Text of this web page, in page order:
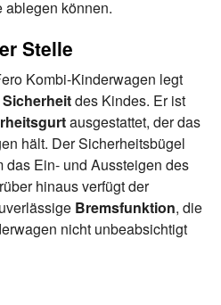
ablegen können.
Stelle
Kombi-Kinderwagen legt
Sicherheitdes Kindes. Er ist
ausgestattet, der das
hält. Der Sicherheitsbügel
das Ein- und Aussteigen des
hinaus verfügt der
Bremsfunktion, die
nicht unbeabsichtigt